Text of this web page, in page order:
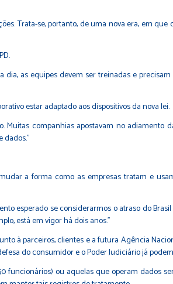
Trata-se, portanto, de uma nova era, em que
as equipes devem ser treinadas e
estar adaptado aos dispositivos da nova lei.
companhias apostavam no adiamento
dados."
a forma como as empresas tratam e
esperado se considerarmos o atraso do
está em vigor há dois anos."
à parceiros, clientes e a futura Agência
do consumidor e o Poder Judiciário já
funcionários) ou aquelas que operam dados